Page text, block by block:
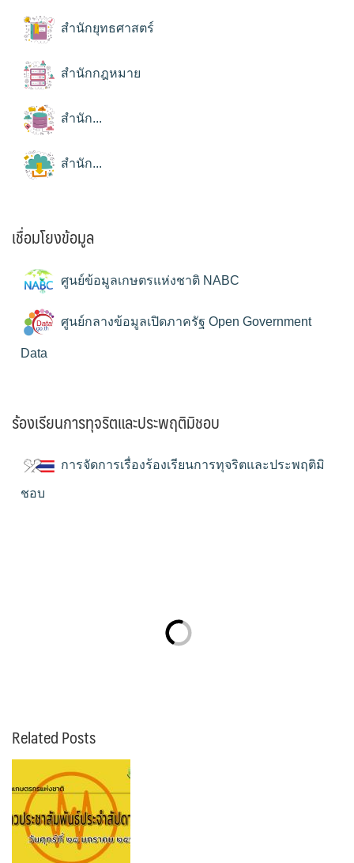
สำนักยุทธศาสตร์
สำนักกฎหมาย
สำนัก...
สำนัก...
เชื่อมโยงข้อมูล
ศูนย์ข้อมูลเกษตรแห่งชาติ NABC
ศูนย์กลางข้อมูลเปิดภาครัฐ Open Government
Data
ร้องเรียนการทุจริตและประพฤติมิชอบ
การจัดการเรื่องร้องเรียนการทุจริตและประพฤติมิ
ชอบ
Related Posts